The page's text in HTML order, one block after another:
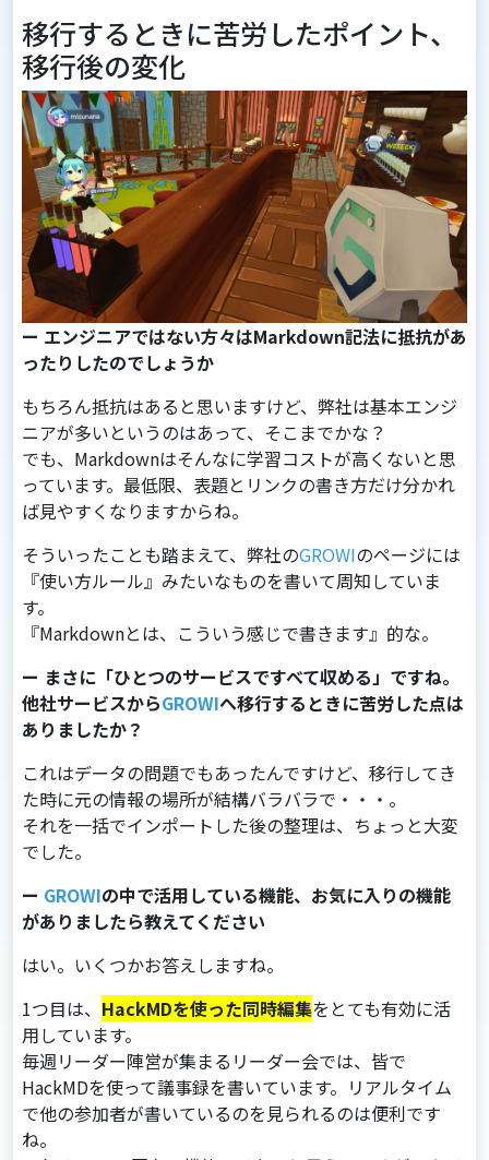
移行するときに苦労したポイント、
移行後の変化
ー エンジニアではない方々はMarkdown記法に抵抗があ
ったりしたのでしょうか
もちろん抵抗はあると思いますけど、弊社は基本エンジ
ニアが多いというのはあって、そこまでかな？
でも、Markdownはそんなに学習コストが⾼くないと思
っています。最低限、表題とリンクの書き⽅だけ分かれ
ば⾒やすくなりますからね。
そういったことも踏まえて、弊社のGROWIのページには
『使い⽅ルール』みたいなものを書いて周知していま
す。
『Markdownとは、こういう感じで書きます』的な。
ー まさに「ひとつのサービスですべて収める」ですね。
他社サービスからGROWIへ移行するときに苦労した点は
ありましたか？
これはデータの問題でもあったんですけど、移⾏してき
た時に元の情報の場所が結構バラバラで・・・。
それを⼀括でインポートした後の整理は、ちょっと⼤変
でした。
ー GROWIの中で活用している機能、お気に入りの機能
がありましたら教えてください
はい。いくつかお答えしますね。
1つ⽬は、 HackMDを使った同時編集をとても有効に活
⽤しています。
毎週リーダー陣営が集まるリーダー会では、皆で
HackMDを使って議事録を書いています。リアルタイム
で他の参加者が書いているのを⾒られるのは便利です
ね。